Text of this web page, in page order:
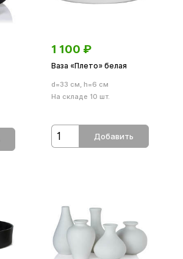
1 100 ₽
Ваза «Плето» белая
d=33 см, h=6 см
На складе 10 шт.
Добавить